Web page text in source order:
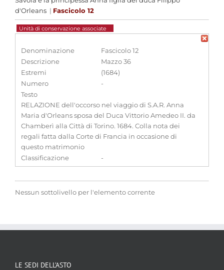
d'Orleans | Fascicolo 12
Unità di conservazione associate
Denominazione
Fascicolo 12
Descrizione
Mazzo 36
Estremi
(1684)
Numero
-
Testo
RELAZIONE dell'occorso nel viaggio di S.A.R. Anna
Maria d'Orleans sposa del Duca Vittorio Amedeo II. da
Chamberì alla Città di Torino. 1684. Colla nota dei
regali fatta dalla Corte di Francia in occasione di
questo matrimonio
Classificazione
-
Nessun sottolivello per l'elemento corrente
LE SEDI DELL’ASTO